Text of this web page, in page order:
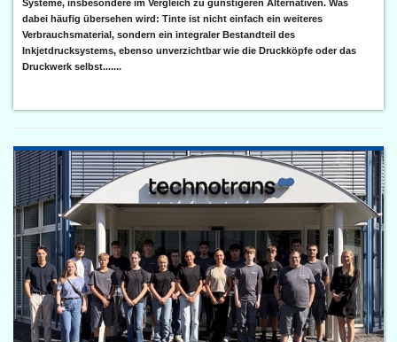
Systeme, insbesondere im Vergleich zu günstigeren Alternativen. Was
dabei häufig übersehen wird: Tinte ist nicht einfach ein weiteres
Verbrauchsmaterial, sondern ein integraler Bestandteil des
Inkjetdrucksystems, ebenso unverzichtbar wie die Druckköpfe oder das
Druckwerk selbst.......